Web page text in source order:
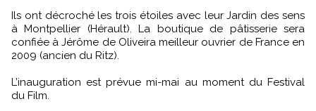
Ils ont décroché les trois étoiles avec leur Jardin des sens
à Montpellier (Hérault). La boutique de pâtisserie sera
confiée à Jérôme de Oliveira meilleur ouvrier de France en
2009 (ancien du Ritz).
L’inauguration est prévue mi-mai au moment du Festival
du Film.